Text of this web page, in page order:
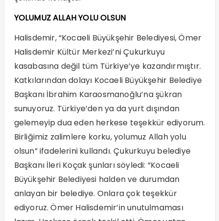
YOLUMUZ ALLAH YOLU OLSUN
Halisdemir, “Kocaeli Büyükşehir Belediyesi, Ömer
Halisdemir Kültür Merkezi’ni Çukurkuyu
kasabasına değil tüm Türkiye’ye kazandırmıştır.
Katkılarından dolayı Kocaeli Büyükşehir Belediye
Başkanı İbrahim Karaosmanoğlu’na şükran
sunuyoruz. Türkiye’den ya da yurt dışından
gelemeyip dua eden herkese teşekkür ediyorum.
Birliğimiz zalimlere korku, yolumuz Allah yolu
olsun” ifadelerini kullandı. Çukurkuyu belediye
Başkanı İleri Koçak şunları söyledi: “Kocaeli
Büyükşehir Belediyesi halden ve durumdan
anlayan bir belediye. Onlara çok teşekkür
ediyoruz. Ömer Halisdemir’in unutulmaması